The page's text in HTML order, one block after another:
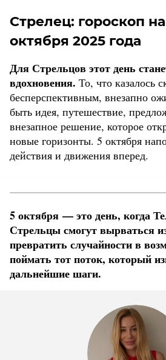
Стрелец: гороскоп
октября 2025 года
Для Стрельцов этот день
вдохновения. То, что казалось
бесперспективным, внезапно
быть идея, путешествие,
внезапное решение, которое
новые горизонты. 5 октября
действия и движения вперед.
5 октября — это день, когда
Стрельцы смогут вырваться
превратить случайности в
поймать тот поток, который
дальнейшие шаги.